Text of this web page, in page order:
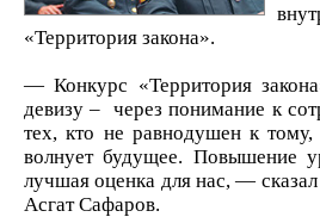
«Территория закона».
— Конкурс «Территория
девизу – через понимание к
тех, кто не равнодушен к тому,
волнует будущее. Повышение
лучшая оценка для нас, —
Асгат Сафаров.